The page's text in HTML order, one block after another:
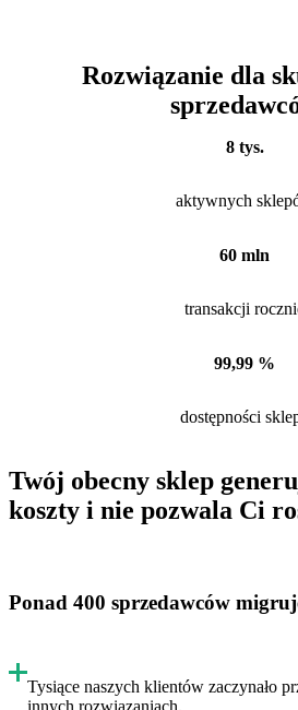
Rozwiązanie dla
8 tys.
aktywnych
60 mln
transakcji
99,99 %
dostępności
Twój obecny sklep
koszty i nie pozwala Ci
Ponad 400 sprzedawców
Tysiące naszych klientów zaczynało
innych rozwiązaniach.